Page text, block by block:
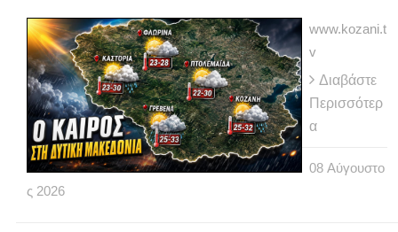
www.kozani.t
v
Διαβάστε
Περισσότερ
α
08 Αύγουστο
ς 2026